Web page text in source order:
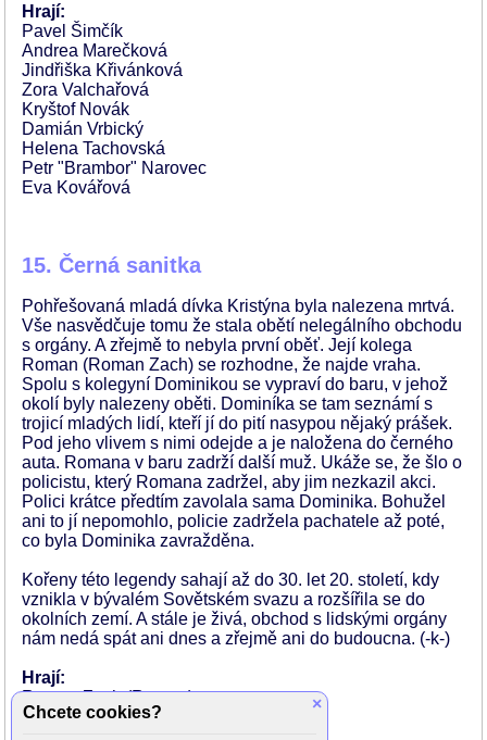
Hrají:
Pavel Šimčík
Andrea Marečková
Jindřiška Křivánková
Zora Valchařová
Kryštof Novák
Damián Vrbický
Helena Tachovská
Petr "Brambor" Narovec
Eva Kovářová
15. Černá sanitka
Pohřešovaná mladá dívka Kristýna byla nalezena mrtvá.
Vše nasvědčuje tomu že stala obětí nelegálního obchodu
s orgány. A zřejmě to nebyla první oběť. Její kolega
Roman (Roman Zach) se rozhodne, že najde vraha.
Spolu s kolegyní Dominikou se vypraví do baru, v jehož
okolí byly nalezeny oběti. Dominíka se tam seznámí s
trojicí mladých lidí, kteří jí do pití nasypou nějaký prášek.
Pod jeho vlivem s nimi odejde a je naložena do černého
auta. Romana v baru zadrží další muž. Ukáže se, že šlo o
policistu, který Romana zadržel, aby jim nezkazil akci.
Polici krátce předtím zavolala sama Dominika. Bohužel
ani to jí nepomohlo, policie zadržela pachatele až poté,
co byla Dominika zavražděna.
Kořeny této legendy sahají až do 30. let 20. století, kdy
vznikla v bývalém Sovětském svazu a rozšířila se do
okolních zemí. A stále je živá, obchod s lidskými orgány
nám nedá spát ani dnes a zřejmě ani do budoucna. (-k-)
Hrají:
Roman Zach (Roman)
Vlastina Svátková
×
Chcete cookies?